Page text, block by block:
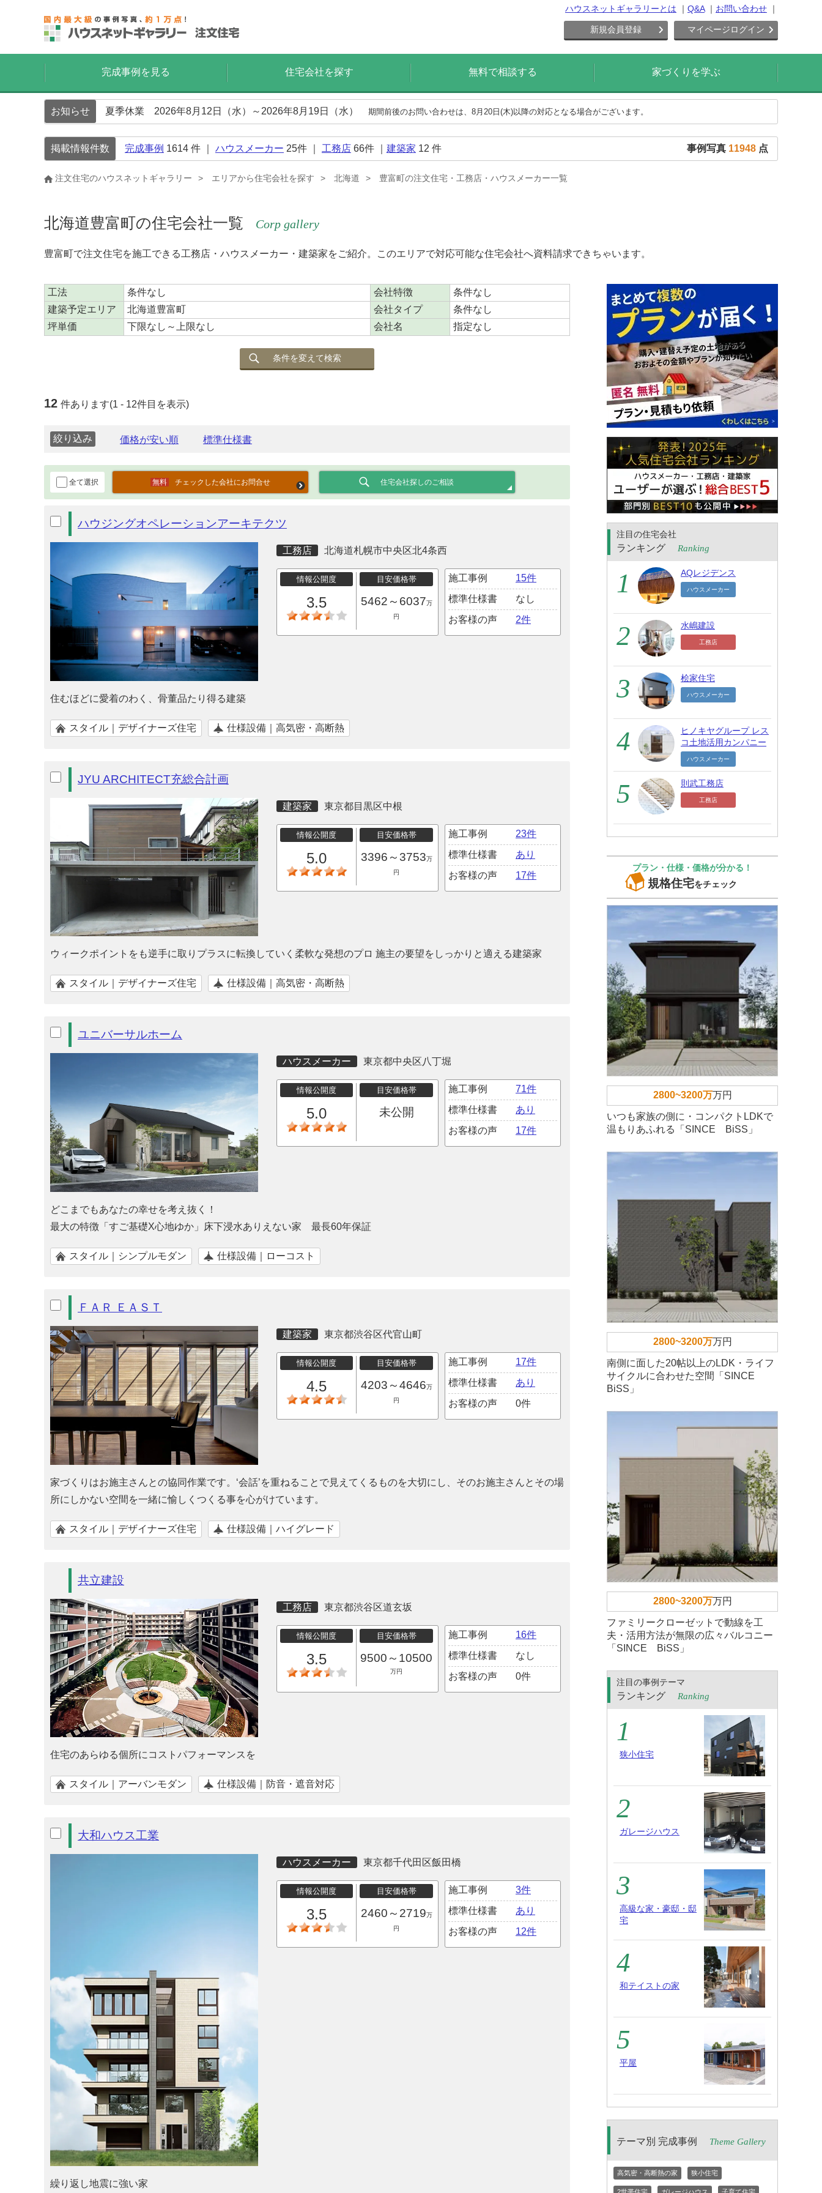
ハウスネットギャラリーとは Q&A お問い合わせ
新規会員登録 マイページログイン
完成事例を見る 住宅会社を探す 無料で相談する 家づくりを学ぶ
お知らせ 夏季休業 2026年8月12日（水）～2026年8月19日（水） 期間前後のお問い合わせは、8月20日(木)以降の対応となる場合がございます。
掲載情報件数 完成事例 1614 件 ｜ ハウスメーカー 25件 ｜ 工務店 66件 ｜ 建築家 12 件 事例写真 11948 点
注文住宅のハウスネットギャラリー エリアから住宅会社を探す 北海道 豊富町の注文住宅・工務店・ハウスメーカー一覧
北海道豊富町の住宅会社一覧 Corp gallery
豊富町で注文住宅を施工できる工務店・ハウスメーカー・建築家をご紹介。このエリアで対応可能な住宅会社へ資料請求できちゃいます。
工法 条件なし 会社特徴
条件なし
建築予定エリア
北海道豊富町 会社タイプ
条件なし
坪単価
下限なし～上限なし 会社名 指定なし
条件を変えて検索
12 件あります(1 - 12件目を表示)
絞り込み
全て選択 チェックした会社にお問合せ 住宅会社探しのご相談
ハウジングオペレーションアーキテクツ
工務店 北海道札幌市中央区北4条西
情報公開度
3.5
目安価格帯
5462～6037万
円
施工事例
15件
標準仕様書
なし
お客様の声
2件
住むほどに愛着のわく、骨董品たり得る建築
スタイル｜デザイナーズ住宅 仕様設備｜高気密・高断熱
JYU ARCHITECT充総合計画
建築家 東京都目黒区中根
情報公開度
5.0
目安価格帯
3396～3753万
円
施工事例
23件
標準仕様書
あり
お客様の声
17件
ウィークポイントをも逆手に取りプラスに転換していく柔軟な発想のプロ 施主の要望をしっかりと適える建築家
スタイル｜デザイナーズ住宅 仕様設備｜高気密・高断熱
ユニバーサルホーム
ハウスメーカー 東京都中央区八丁堀
情報公開度
5.0
目安価格帯
未公開
施工事例
71件
標準仕様書
あり
お客様の声
17件
どこまでもあなたの幸せを考え抜く！
最大の特徴「すご基礎X心地ゆか」床下浸水ありえない家 最長60年保証
スタイル｜シンプルモダン 仕様設備｜ローコスト
ＦＡＲ ＥＡＳＴ
建築家 東京都渋谷区代官山町
情報公開度
4.5
目安価格帯
4203～4646万
円
施工事例
17件
標準仕様書
あり
お客様の声
0件
家づくりはお施主さんとの協同作業です。‘会話’を重ねることで見えてくるものを大切にし、そのお施主さんとその場
所にしかない空間を一緒に愉しくつくる事を心がけています。
スタイル｜デザイナーズ住宅 仕様設備｜ハイグレード
共立建設
工務店 東京都渋谷区道玄坂
情報公開度
3.5
目安価格帯
9500～10500
万円
施工事例
16件
標準仕様書
なし
お客様の声
0件
住宅のあらゆる個所にコストパフォーマンスを
スタイル｜アーバンモダン 仕様設備｜防音・遮音対応
大和ハウス工業
ハウスメーカー 東京都千代田区飯田橋
情報公開度
3.5
目安価格帯
2460～2719万
円
施工事例
3件
標準仕様書
あり
お客様の声
12件
繰り返し地震に強い家
注目の住宅会社
ランキング Ranking
AQレジデンス
ハウスメーカー
水嶋建設
工務店
桧家住宅
ハウスメーカー
ヒノキヤグループ レス
コ土地活用カンパニー
ハウスメーカー
則武工務店
工務店
プラン・仕様・価格が分かる！
規格住宅をチェック
2800~3200万万円
いつも家族の側に・コンパクトLDKで
温もりあふれる「SINCE BiSS」
2800~3200万万円
南側に面した20帖以上のLDK・ライフ
サイクルに合わせた空間「SINCE
BiSS」
2800~3200万万円
ファミリークローゼットで動線を工
夫・活用方法が無限の広々バルコニー
「SINCE BiSS」
注目の事例テーマ
ランキング Ranking
狭小住宅
ガレージハウス
高級な家・豪邸・邸
宅
和テイストの家
平屋
テーマ別 完成事例 Theme Gallery
高気密・高断熱の家 狭小住宅